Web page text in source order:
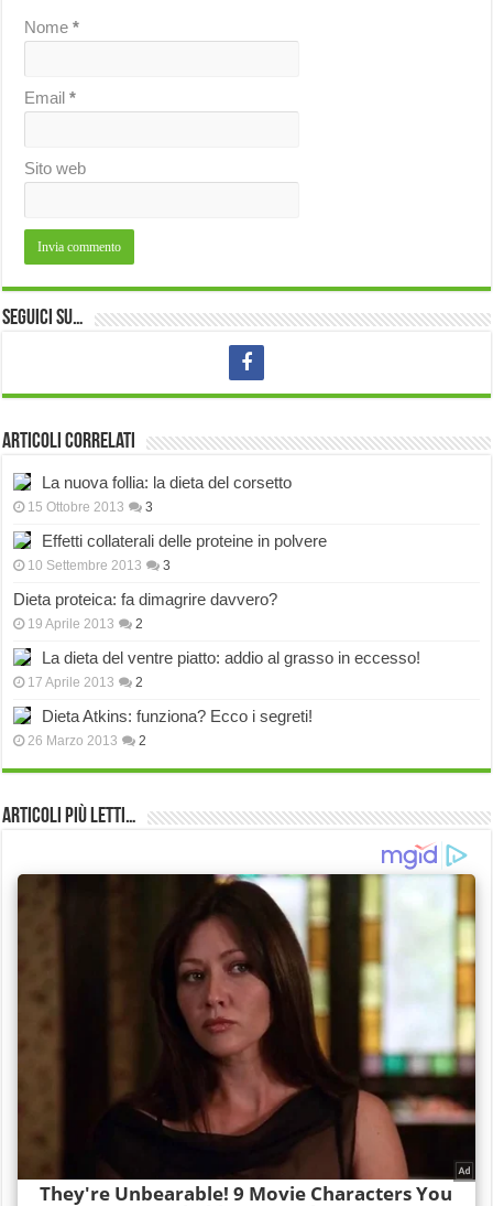
Nome*
Email*
Sito web
Seguici su…
Articoli correlati
La nuova follia: la dieta del corsetto
15 Ottobre 2013 3
Effetti collaterali delle proteine in polvere
10 Settembre 2013 3
Dieta proteica: fa dimagrire davvero?
19 Aprile 2013 2
La dieta del ventre piatto: addio al grasso in eccesso!
17 Aprile 2013 2
Dieta Atkins: funziona? Ecco i segreti!
26 Marzo 2013 2
Articoli più Letti…